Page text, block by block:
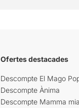
Ofertes destacades
Descompte El Mago
Descompte Ànima
Descompte Mamma mia